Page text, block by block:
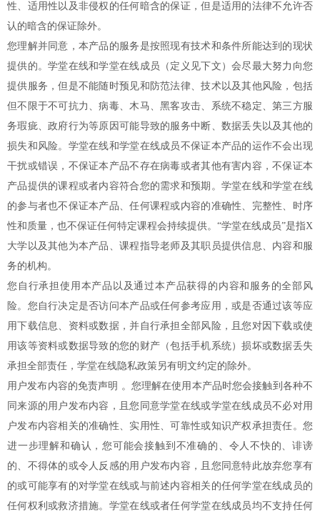
性、适用性以及非侵权的任何暗含的保证，但是适用的法律不允许否
认的暗含的保证除外。
您理解并同意，本产品的服务是按照现有技术和条件所能达到的现状
提供的。学堂在线和学堂在线成员（定义见下文）会尽最大努力向您
提供服务，但是不能随时预见和防范法律、技术以及其他风险，包括
但不限于不可抗力、病毒、木马、黑客攻击、系统不稳定、第三方服
务瑕疵、政府行为等原因可能导致的服务中断、数据丢失以及其他的
损失和风险。学堂在线和学堂在线成员不保证本产品的运作不会出现
干扰或错误，不保证本产品不存在病毒或者其他有害内容，不保证本
产品提供的课程或者内容符合您的需求和预期。学堂在线和学堂在线
的参与者也不保证本产品、任何课程或内容的准确性、完整性、时序
性和质量，也不保证任何特定课程会持续提供。“学堂在线成员”是指X
大学以及其他为本产品、课程指导老师及其职员提供信息、内容和服
务的机构。
您自行承担使用本产品以及通过本产品获得的内容和服务的全部风
险。您自行决定是否访问本产品或任何参考应用，或是否通过该等应
用下载信息、资料或数据，并自行承担全部风险，且您对因下载或使
用该等资料或数据导致的您的财产（包括手机系统）损坏或数据丢失
承担全部责任，学堂在线隐私政策另有明文约定的除外。
用户发布内容的免责声明 。您理解在使用本产品时您会接触到各种不
同来源的用户发布内容，且您同意学堂在线或学堂在线成员不必对用
户发布内容相关的准确性、实用性、可靠性或知识产权承担责任。您
进一步理解和确认，您可能会接触到不准确的、令人不快的、诽谤
的、不得体的或令人反感的用户发布内容，且您同意特此放弃您享有
的或可能享有的对学堂在线或与前述内容相关的任何学堂在线成员的
任何权利或救济措施。学堂在线或者任何学堂在线成员均不支持任何